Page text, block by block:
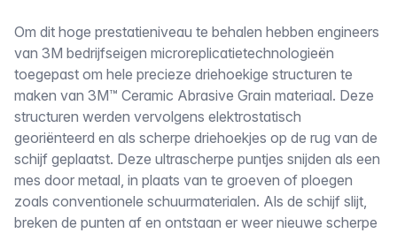
Om dit hoge prestatieniveau te behalen hebben engineers
van 3M bedrijfseigen microreplicatietechnologieën
toegepast om hele precieze driehoekige structuren te
maken van 3M™ Ceramic Abrasive Grain materiaal. Deze
structuren werden vervolgens elektrostatisch
georiënteerd en als scherpe driehoekjes op de rug van de
schijf geplaatst. Deze ultrascherpe puntjes snijden als een
mes door metaal, in plaats van te groeven of ploegen
zoals conventionele schuurmaterialen. Als de schijf slijt,
breken de punten af en ontstaan er weer nieuwe scherpe